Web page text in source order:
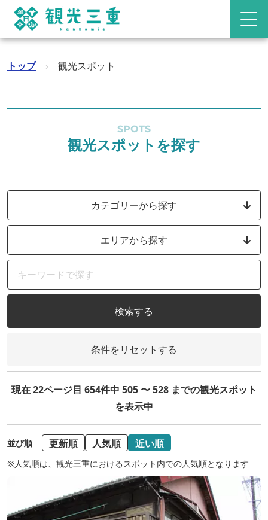
トップ › 観光スポット
SPOTS
観光スポットを探す
カテゴリーから探す
エリアから探す
検索する
条件をリセットする
現在 22ページ目 654件中 505 〜 528 までの観光スポット
を表示中
並び順 更新順 人気順 近い順
※人気順は、観光三重におけるスポット内での人気順となります